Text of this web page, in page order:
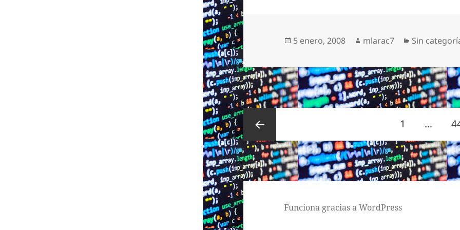
Publicado
5 enero, 2008 Autor
mlarac7 Categorías
Sin
Paginación
de
entradas
Página
Página
1 …
Funciona gracias a WordPress